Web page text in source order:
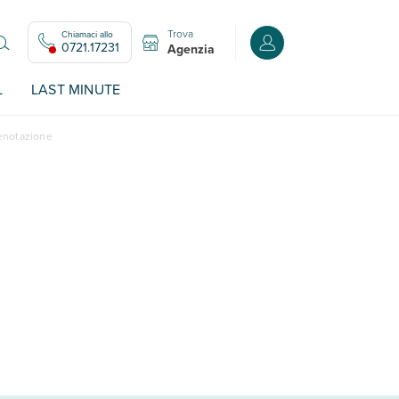
Chiamaci allo
0721.17231
Trova
Agenzia Accedi o registrati
LAST MINUTE